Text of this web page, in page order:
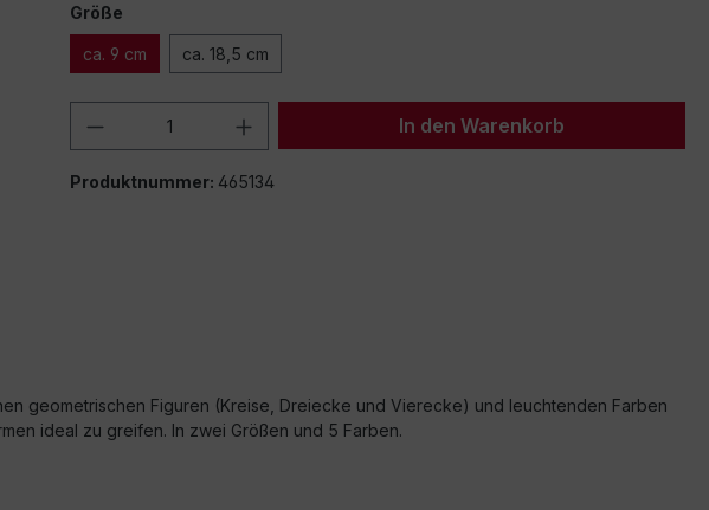
Größe
ca. 9 cm ca. 18,5 cm
Produkt Anzahl: Gib den gewünschten Wert
In den Warenkorb
Produktnummer: 465134
geometrischen Figuren (Kreise, Dreiecke und Vierecke) und leuchtenden Farben
ideal zu greifen. In zwei Größen und 5 Farben.